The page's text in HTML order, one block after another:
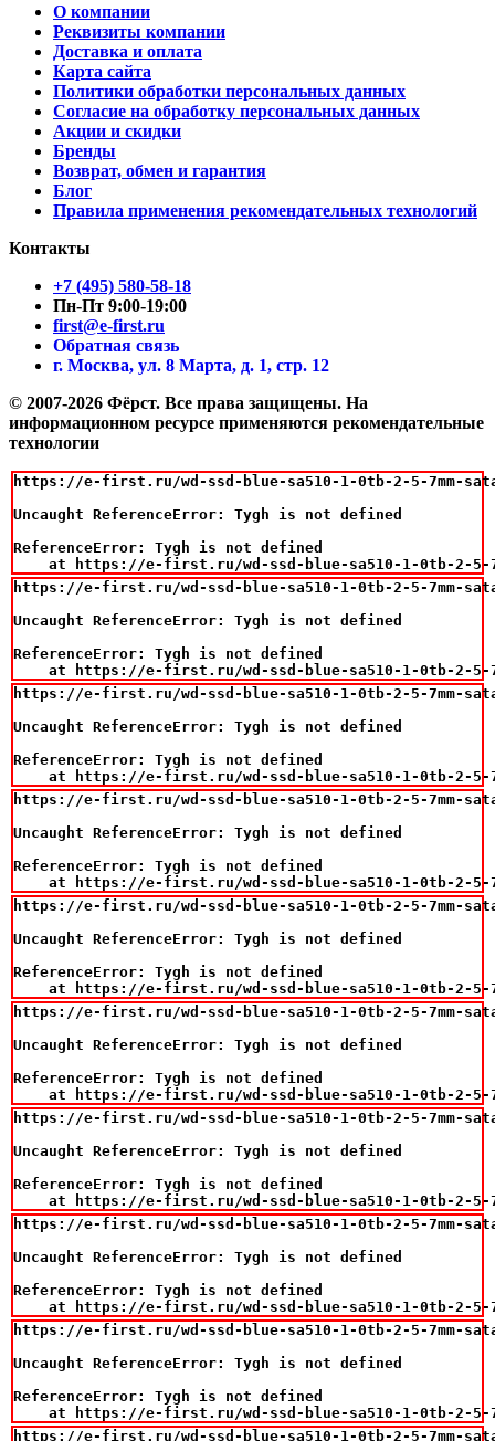
О компании
Реквизиты компании
Доставка и оплата
Карта сайта
Политики обработки персональных данных
Согласие на обработку персональных данных
Акции и скидки
Бренды
Возврат, обмен и гарантия
Блог
Правила применения рекомендательных технологий
Контакты
+7 (495) 580-58-18
Пн-Пт 9:00-19:00
first@e-first.ru
Обратная связь
г. Москва, ул. 8 Марта, д. 1, стр. 12
© 2007-2026 Фёрст. Все права защищены. На
информационном ресурсе применяются рекомендательные
технологии
https://e-first.ru/wd-ssd-blue-sa510-1-0tb-2-5-7mm-
Uncaught ReferenceError: Tygh is not defined
ReferenceError: Tygh is not defined
at https://e-first.ru/wd-ssd-blue-sa510-1-0tb-2-
https://e-first.ru/wd-ssd-blue-sa510-1-0tb-2-5-7mm-
Uncaught ReferenceError: Tygh is not defined
ReferenceError: Tygh is not defined
at https://e-first.ru/wd-ssd-blue-sa510-1-0tb-2-
https://e-first.ru/wd-ssd-blue-sa510-1-0tb-2-5-7mm-
Uncaught ReferenceError: Tygh is not defined
ReferenceError: Tygh is not defined
at https://e-first.ru/wd-ssd-blue-sa510-1-0tb-2-
https://e-first.ru/wd-ssd-blue-sa510-1-0tb-2-5-7mm-
Uncaught ReferenceError: Tygh is not defined
ReferenceError: Tygh is not defined
at https://e-first.ru/wd-ssd-blue-sa510-1-0tb-2-
https://e-first.ru/wd-ssd-blue-sa510-1-0tb-2-5-7mm-
Uncaught ReferenceError: Tygh is not defined
ReferenceError: Tygh is not defined
at https://e-first.ru/wd-ssd-blue-sa510-1-0tb-2-
https://e-first.ru/wd-ssd-blue-sa510-1-0tb-2-5-7mm-
Uncaught ReferenceError: Tygh is not defined
ReferenceError: Tygh is not defined
at https://e-first.ru/wd-ssd-blue-sa510-1-0tb-2-
https://e-first.ru/wd-ssd-blue-sa510-1-0tb-2-5-7mm-
Uncaught ReferenceError: Tygh is not defined
ReferenceError: Tygh is not defined
at https://e-first.ru/wd-ssd-blue-sa510-1-0tb-2-
https://e-first.ru/wd-ssd-blue-sa510-1-0tb-2-5-7mm-
Uncaught ReferenceError: Tygh is not defined
ReferenceError: Tygh is not defined
at https://e-first.ru/wd-ssd-blue-sa510-1-0tb-2-
https://e-first.ru/wd-ssd-blue-sa510-1-0tb-2-5-7mm-
Uncaught ReferenceError: Tygh is not defined
ReferenceError: Tygh is not defined
at https://e-first.ru/wd-ssd-blue-sa510-1-0tb-2-
https://e-first.ru/wd-ssd-blue-sa510-1-0tb-2-5-7mm-